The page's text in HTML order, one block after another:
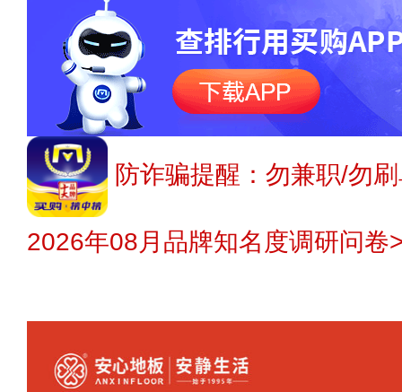
防诈骗提醒：勿兼职/勿
2026年08月品牌知名度调研问卷